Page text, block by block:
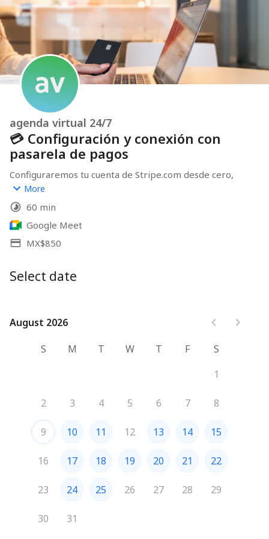
agenda virtual 24/7
💳 Configuración y conexión con
pasarela de pagos
Configuraremos tu cuenta de Stripe.com desde cero,
con esto podrás cobrar pagos de anticipos para
reservar citas desde tus agendas virtuales.
Hablaremos sobre las comisiones de
https://stripe.com/mx/pricing
Stripe: Identificación, CURP - RFC, comprobante de
pagar en un solo paso. ¡Asegura tu tiempo y
More
60 min
Google Meet
MX$850
Select date
August 2026
August 2026
S
M T W T F
S
1
2 3 4 5 6 7 8
9 10 11 12 13 14 15
16 17 18 19 20 21 22
23 24 25 26 27 28 29
30 31